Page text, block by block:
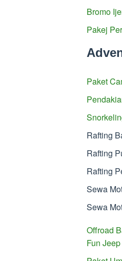
Bromo
Pakej
Paket
Rafting
Rafting
Rafting
Sewa
Sewa
Offroad
Fun